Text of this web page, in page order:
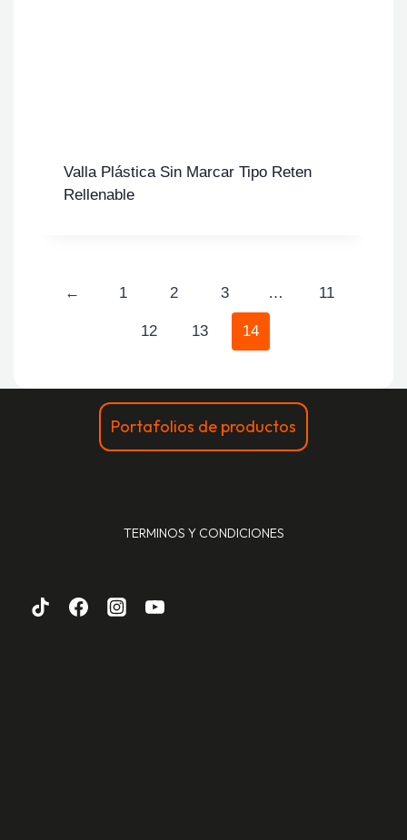
Valla Plástica Sin Marcar Tipo Reten
Rellenable
← 1 2 3 … 11
12 13 14
Portafolios de productos
TERMINOS Y CONDICIONES